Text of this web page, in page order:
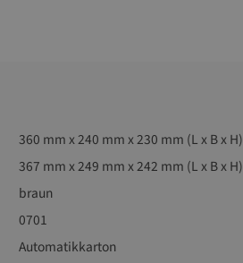
360 mm x 240 mm x 230 mm (L x B x H)
367 mm x 249 mm x 242 mm (L x B x H)
braun
0701
Automatikkarton